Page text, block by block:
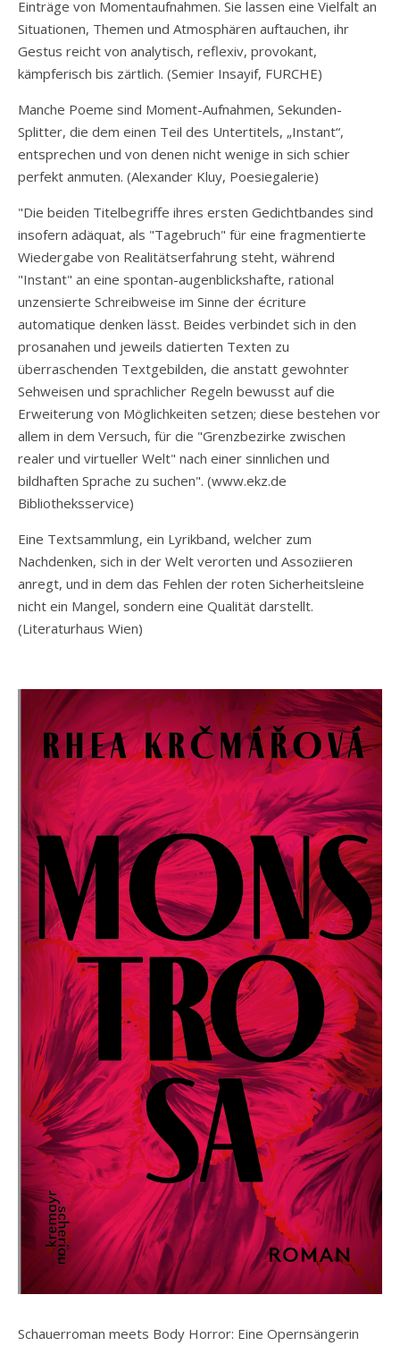
Einträge von Momentaufnahmen. Sie lassen eine Vielfalt an
Situationen, Themen und Atmosphären auftauchen, ihr
Gestus reicht von analytisch, reflexiv, provokant,
kämpferisch bis zärtlich. (Semier Insayif, FURCHE)
Manche Poeme sind Moment-Aufnahmen, Sekunden-
Splitter, die dem einen Teil des Untertitels, „Instant“,
entsprechen und von denen nicht wenige in sich schier
perfekt anmuten. (Alexander Kluy, Poesiegalerie)
"Die beiden Titelbegriffe ihres ersten Gedichtbandes sind
insofern adäquat, als "Tagebruch" für eine fragmentierte
Wiedergabe von Realitätserfahrung steht, während
"Instant" an eine spontan-augenblickshafte, rational
unzensierte Schreibweise im Sinne der écriture
automatique denken lässt. Beides verbindet sich in den
prosanahen und jeweils datierten Texten zu
überraschenden Textgebilden, die anstatt gewohnter
Sehweisen und sprachlicher Regeln bewusst auf die
Erweiterung von Möglichkeiten setzen; diese bestehen vor
allem in dem Versuch, für die "Grenzbezirke zwischen
realer und virtueller Welt" nach einer sinnlichen und
bildhaften Sprache zu suchen". (www.ekz.de
Bibliotheksservice)
Eine Textsammlung, ein Lyrikband, welcher zum
Nachdenken, sich in der Welt verorten und Assoziieren
anregt, und in dem das Fehlen der roten Sicherheitsleine
nicht ein Mangel, sondern eine Qualität darstellt.
(Literaturhaus Wien)
Schauerroman meets Body Horror: Eine Opernsängerin